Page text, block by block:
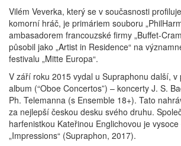
Vilém Veverka, který se v současnosti
komorní hráč, je primáriem souboru
ambasadorem francouzské firmy „Buffet-
působil jako „Artist in Residence“ na
festivalu „Mitte Europa“.
V září roku 2015 vydal u Supraphonu další,
album (“Oboe Concertos”) – koncerty J. S.
Ph. Telemanna (s Ensemble 18+). Tato
za nejlepší českou desku svého druhu.
harfenistkou Kateřinou Englichovou je
„Impressions“ (Supraphon, 2017).